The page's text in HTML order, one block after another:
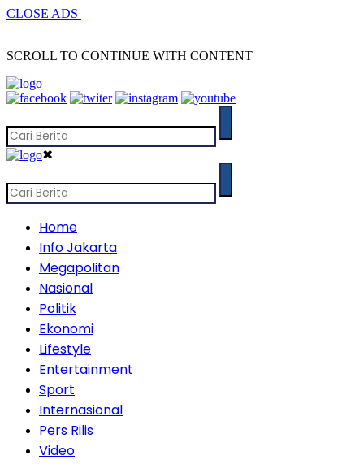
CLOSE ADS
SCROLL TO CONTINUE WITH CONTENT
✖
Home
Info Jakarta
Megapolitan
Nasional
Politik
Ekonomi
Lifestyle
Entertainment
Sport
Internasional
Pers Rilis
Video